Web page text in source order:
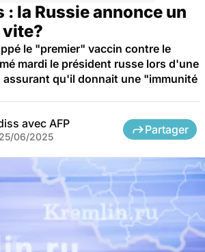
la Russie annonce un
le "premier" vaccin contre le
mardi le président russe lors d'une
qu'il donnait une "immunité
avec AFP
25/06/2025
Partager